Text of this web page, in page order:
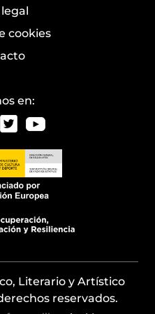
cookies
en:
Literario y Artístico
reservados.